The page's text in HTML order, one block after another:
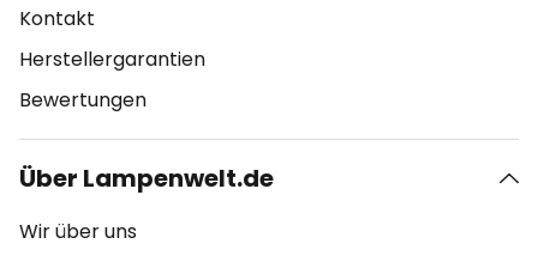
Kontakt
Herstellergarantien
Bewertungen
Über Lampenwelt.de
Wir über uns